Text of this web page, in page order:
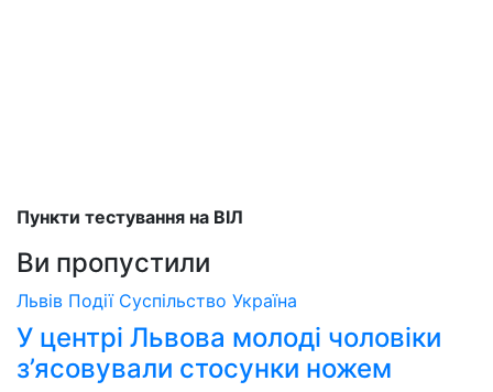
Пункти тестування на ВІЛ
Ви пропустили
Львів Події Суспільство Україна
У центрі Львова молоді чоловіки
з’ясовували стосунки ножем